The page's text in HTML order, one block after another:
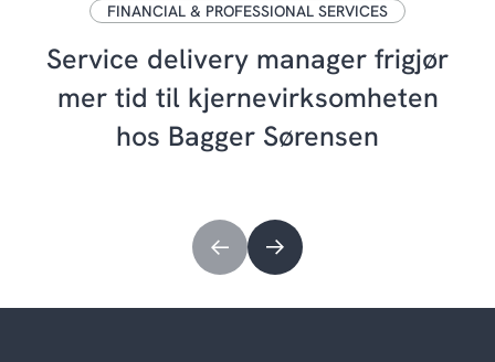
FINANCIAL & PROFESSIONAL SERVICES
Service delivery manager frigjør
mer tid til kjernevirksomheten
hos Bagger Sørensen